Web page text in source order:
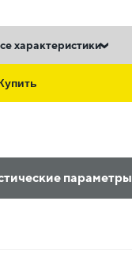
характеристики
параметры